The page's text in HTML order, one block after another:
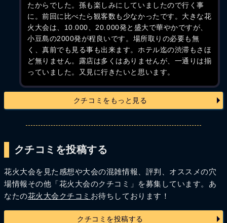
たからでした。孫も楽しみにしていましたので行く事
に。前回に比べたら観客数も少なかったです。大きな花
火大会は、10.000、20.000発と盛大で華やかですが、
小豆島の2000発が程良いです。場所取りの必要も無
く、真前でも見る事も出来ます。ホテル迄の渋滞もさほ
ど無りません。露店は多くはありませんが、一通りは揃
っていました。又見に行きたいと思います。
クチコミをもっと見る
クチコミを投稿する
花火大会を見た感想や大会の混雑情報、評判、オススメの穴
場情報その他「花火大会のクチコミ」を募集しています。あ
なたの花火大会クチコミ お待ちしております！
クチコミを投稿する